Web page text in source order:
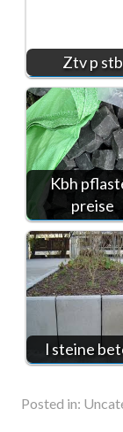
Ztv p stb
Kbh
preise
l steine
Posted in: